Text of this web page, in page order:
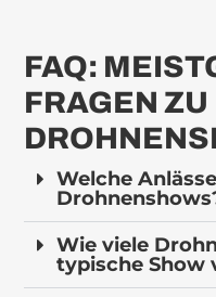
FAQ:
FRAGEN ZU
Welche
Wie viele
typische Show